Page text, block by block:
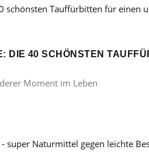
DIE 40 SCHÖNSTEN
Moment im Leben